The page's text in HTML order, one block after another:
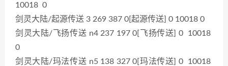
10018 0
剑灵大陆/起源传送 3 269 387 0[起源传送] 0 10018 0
剑灵大陆/飞扬传送 n4 237 197 0[飞扬传送] 0 10018
0
剑灵大陆/玛法传送 n5 138 327 0[玛法传送] 0 10018